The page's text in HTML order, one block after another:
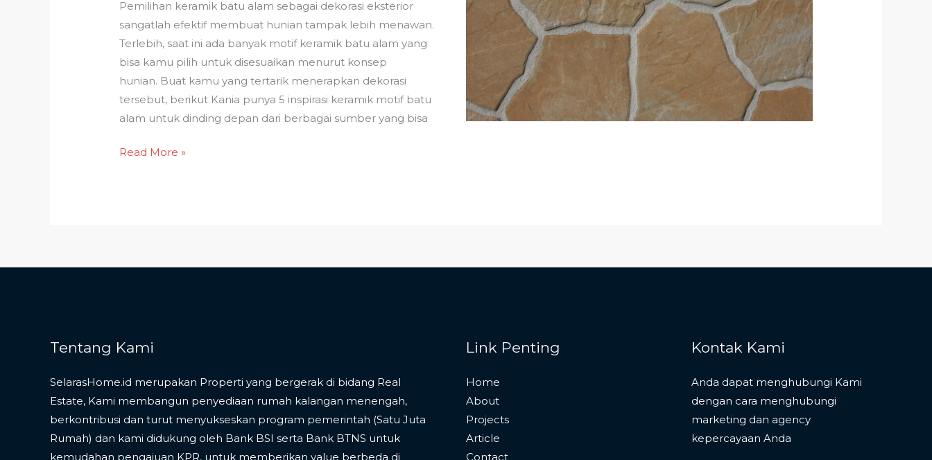
Pemilihan keramik batu alam sebagai dekorasi eksterior
sangatlah efektif membuat hunian tampak lebih menawan.
Terlebih, saat ini ada banyak motif keramik batu alam yang
bisa kamu pilih untuk disesuaikan menurut konsep
hunian. Buat kamu yang tertarik menerapkan dekorasi
tersebut, berikut Kania punya 5 inspirasi keramik motif batu
alam untuk dinding depan dari berbagai sumber yang bisa
Untuk
Dinding
Depan
Rumah
Read More »
Tentang Kami
SelarasHome.id merupakan Properti yang bergerak di bidang Real
Estate, Kami membangun penyediaan rumah kalangan menengah,
berkontribusi dan turut menyukseskan program pemerintah (Satu Juta
Rumah) dan kami didukung oleh Bank BSI serta Bank BTNS untuk
kemudahan pengajuan KPR, untuk memberikan value berbeda di
Link Penting
Home
About
Projects
Article
Contact
Kontak Kami
Anda dapat menghubungi Kami
dengan cara menghubungi
marketing dan agency
kepercayaan Anda